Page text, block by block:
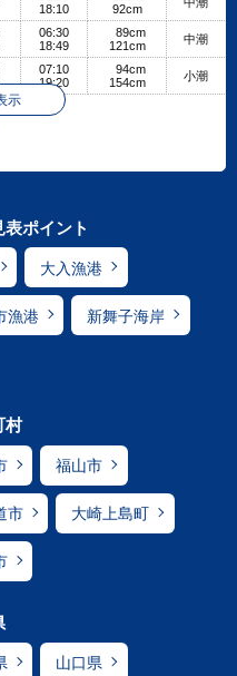
18:10
92cm
06:30
18:49
89cm
121cm
中潮
07:10
19:20
94cm
154cm
小潮
示
ポイント
大入漁港
漁港 新舞子海岸
村
福山市
市 大崎上島町
山口県